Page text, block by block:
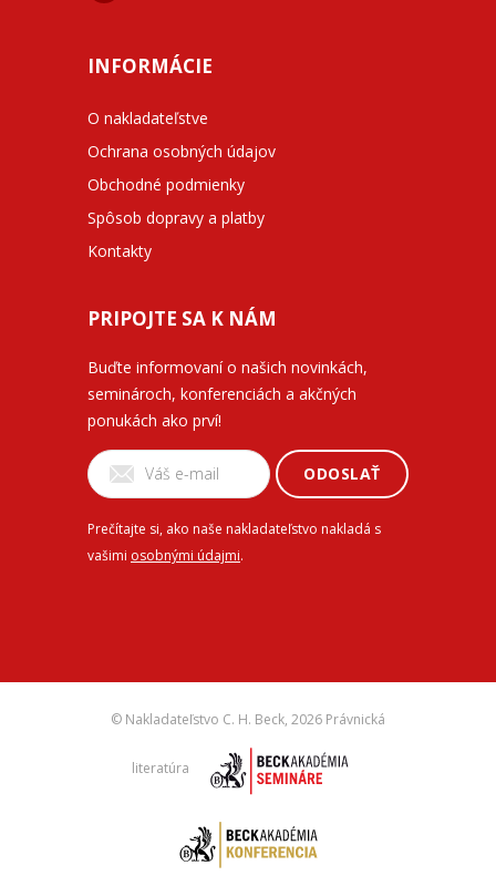
INFORMÁCIE
O nakladateľstve
Ochrana osobných údajov
Obchodné podmienky
Spôsob dopravy a platby
Kontakty
PRIPOJTE SA K NÁM
Buďte informovaní o našich novinkách,
seminároch, konferenciách a akčných
ponukách ako prví!
ODOSLAŤ
Prečítajte si, ako naše nakladateľstvo nakladá s
vašimi osobnými údajmi.
© Nakladateľstvo C. H. Beck, 2026 Právnická
literatúra